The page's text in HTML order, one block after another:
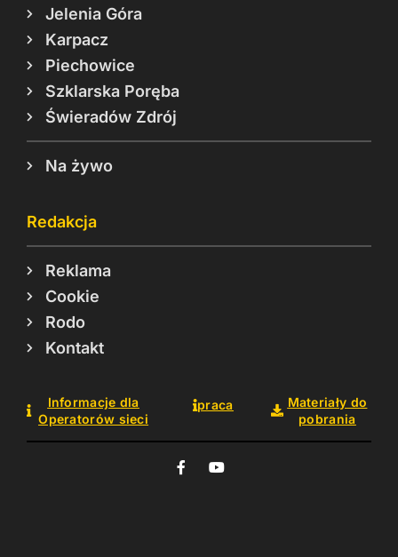
Jelenia Góra
Karpacz
Piechowice
Szklarska Poręba
Świeradów Zdrój
Na żywo
Redakcja
Reklama
Cookie
Rodo
Kontakt
Informacje dla
Operatorów sieci
praca
Materiały do
pobrania